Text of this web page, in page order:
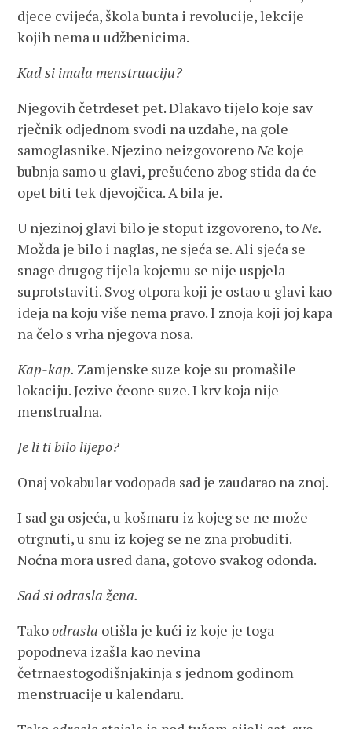
djece cvijeća, škola bunta i revolucije, lekcije
kojih nema u udžbenicima.
Kad si imala menstruaciju?
Njegovih četrdeset pet. Dlakavo tijelo koje sav
rječnik odjednom svodi na uzdahe, na gole
samoglasnike. Njezino neizgovorenoNekoje
bubnja samo u glavi, prešućeno zbog stida da će
opet biti tek djevojčica. A bila je.
U njezinoj glavi bilo je stoput izgovoreno, toNe.
Možda je bilo i naglas, ne sjeća se. Ali sjeća se
snage drugog tijela kojemu se nije uspjela
suprotstaviti. Svog otpora koji je ostao u glavi kao
ideja na koju više nema pravo. I znoja koji joj kapa
na čelo s vrha njegova nosa.
Kap-kap. Zamjenske suze koje su promašile
lokaciju. Jezive čeone suze. I krv koja nije
menstrualna.
Je li ti bilo lijepo?
Onaj vokabular vodopada sad je zaudarao na znoj.
I sad ga osjeća, u košmaru iz kojeg se ne može
otrgnuti, u snu iz kojeg se ne zna probuditi.
Noćna mora usred dana, gotovo svakog odonda.
Sad si odrasla žena.
Takoodrasla otišla je kući iz koje je toga
popodneva izašla kao nevina
četrnaestogodišnjakinja s jednom godinom
menstruacije u kalendaru.